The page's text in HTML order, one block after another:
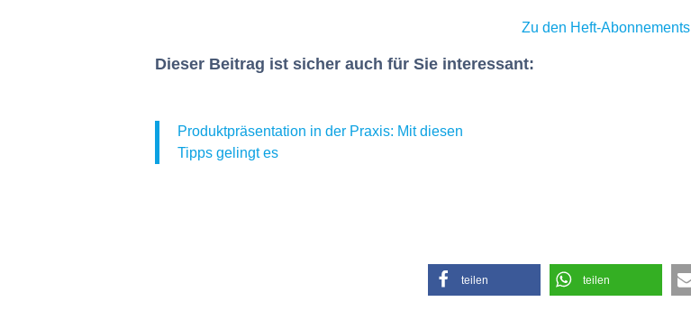
Zu den Heft-Abonnements
Dieser Beitrag ist sicher auch für Sie interessant:
Produktpräsentation in der Praxis: Mit diesen
Tipps gelingt es
teilen teilen